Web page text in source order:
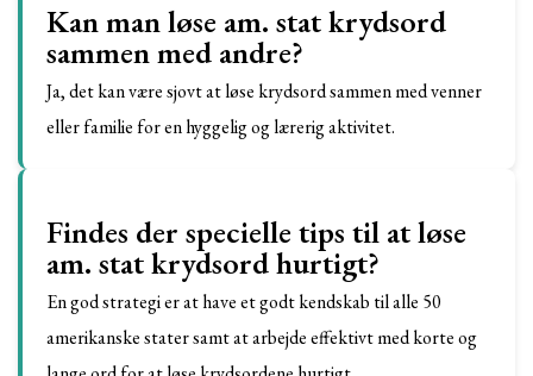
Kan man løse am. stat krydsord
sammen med andre?
Ja, det kan være sjovt at løse krydsord sammen med venner
eller familie for en hyggelig og lærerig aktivitet.
Findes der specielle tips til at løse
am. stat krydsord hurtigt?
En god strategi er at have et godt kendskab til alle 50
amerikanske stater samt at arbejde effektivt med korte og